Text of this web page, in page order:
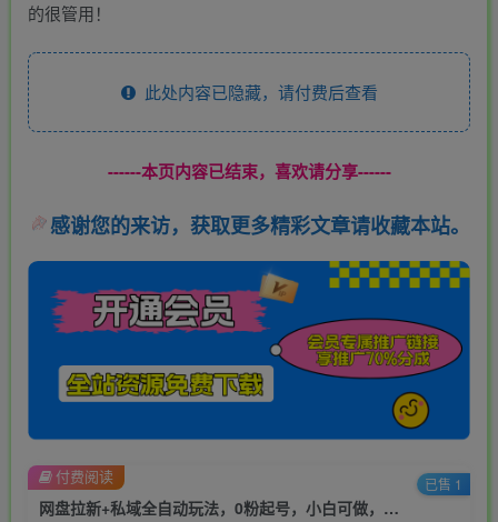
的很管用！
此处内容已隐藏，请付费后查看
------本页内容已结束，喜欢请分享------
感谢您的来访，获取更多精彩文章请收藏本站。
网盘拉新+私域全自动玩法，0粉起号，小白可做，当天见收益，已测单日破5000
付费阅读 已售 1